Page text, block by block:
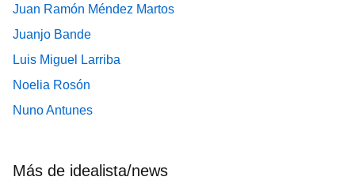
Juan Ramón Méndez Martos
Juanjo Bande
Luis Miguel Larriba
Noelia Rosón
Nuno Antunes
Más de idealista/news